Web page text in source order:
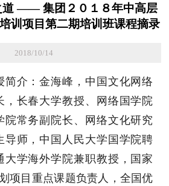
道 —— 集团２０１８年中高层
训项目第二期培训班课程摘录
2018/10/14
简介：金海峰，中国文化网络
，长春大学教授、网络国学院
院常务副院长、网络文化研究
导师，中国人民大学国学院聘
大学海外学院兼职教授，国家
项目重点课题负责人，全国优